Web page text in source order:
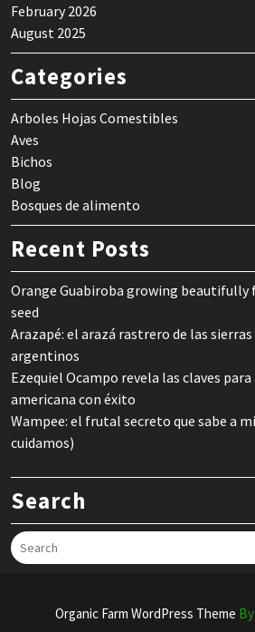
February 2026
August 2025
Categories
Arboles Hojas Comestibles
Aves
Bichos
Blog
Bosques de alimento
Recent Posts
Orange Guabiroba growing beautifully
seed
Arazapé: el arazá rastrero de las
argentinos
Ezequiel Ocampo revela las claves
americana con éxito
Wampee: el frutal secreto que sabe a
cuidamos)
Search
Organic Farm WordPress Theme